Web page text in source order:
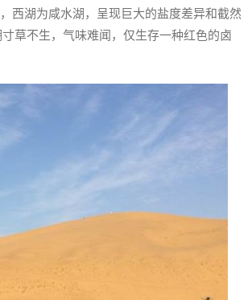
西湖为咸水湖，呈现巨大的盐度差异和截然
草不生，气味难闻，仅生存一种红色的卤